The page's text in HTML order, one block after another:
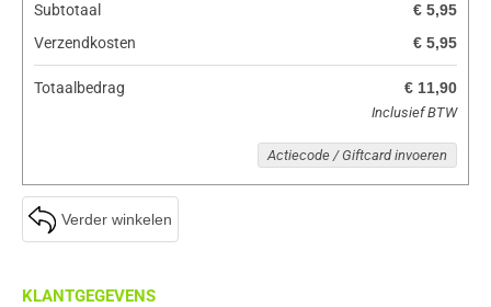
Verder winkelen
Subtotaal
€ 5,95
Verzendkosten
€ 5,95
Totaalbedrag € 11,90
Inclusief BTW
Actiecode / Giftcard invoeren
KLANTGEGEVENS